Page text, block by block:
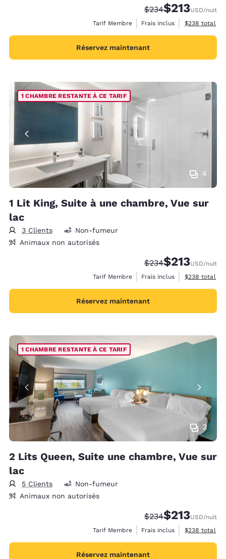
Tarif barré :
$234Tarif réduit :
$213USD/nuit
Tarif Membre
Frais inclus Afficher les
$238 total
Réservez maintenant
4
1 CHAMBRE RESTANTE À CE TARIF
1 Lit King, Suite à une chambre, Vue sur
lac
3 Clients
Non-fumeur
Animaux non autorisés
Tarif barré :
$234Tarif réduit :
$213USD/nuit
Tarif Membre
Frais inclus Afficher les
$238 total
Réservez maintenant
3
1 CHAMBRE RESTANTE À CE TARIF
2 Lits Queen, Suite une chambre, Vue sur
lac
5 Clients
Non-fumeur
Animaux non autorisés
Tarif barré :
$234Tarif réduit :
$213USD/nuit
Tarif Membre
Frais inclus Afficher les
$238 total
Réservez maintenant